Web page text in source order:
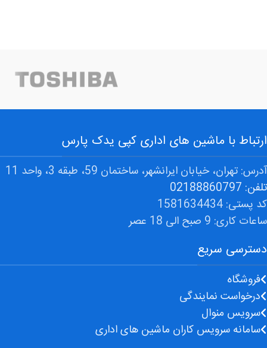
دسترسی سریع
فروشگاه
درخواست نمایندگی
سرویس منوال
سامانه سرویس کاران ماشین های اداری
ارتباط با ماشین های اداری کپی یدک پارس
آدرس: تهران، خیابان ایرانشهر، ساختمان 59، طبقه 3، واحد 11
تلفن: 02188860797
کد پستی: 1581634434
ساعات کاری: 9 صبح الی 18 عصر